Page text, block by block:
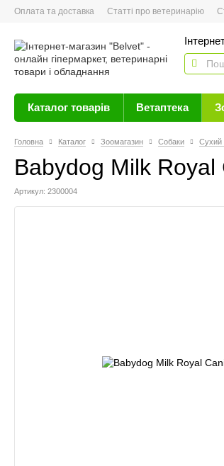
Оплата та доставка Статті про ветеринарію
Каталог товарів Ветаптека
Головна Каталог Зоомагазин Собаки Сухий
Babydog Milk Royal
Артикул: 2300004